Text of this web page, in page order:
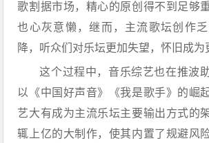
歌割据市场，精心的原创得不到足够
也心灰意懒，继而，主流歌坛创作
降，听众们对乐坛更加失望，怀旧成为
这个过程中，音乐综艺也在推波
以《中国好声音》《我是歌手》的崛
艺大有成为主流乐坛主要输出方式的
辄上亿的大制作，使其内置了规避风